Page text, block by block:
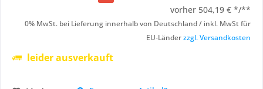
vorher 504,19 € */**
0% MwSt. bei Lieferung innerhalb von Deutschland / inkl. MwSt für
EU-Länderzzgl. Versandkosten
leider ausverkauft